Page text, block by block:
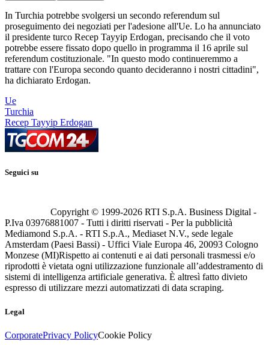
In Turchia potrebbe svolgersi un secondo referendum sul
proseguimento dei negoziati per l'adesione all'Ue. Lo ha annunciato
il presidente turco Recep Tayyip Erdogan, precisando che il voto
potrebbe essere fissato dopo quello in programma il 16 aprile sul
referendum costituzionale. "In questo modo continueremmo a
trattare con l'Europa secondo quanto decideranno i nostri cittadini",
ha dichiarato Erdogan.
Ue
Turchia
Recep Tayyip Erdogan
Seguici su
Copyright © 1999-2026 RTI S.p.A. Business Digital -
P.Iva 03976881007 - Tutti i diritti riservati - Per la pubblicità
Mediamond S.p.A. - RTI S.p.A., Mediaset N.V., sede legale
Amsterdam (Paesi Bassi) - Uffici Viale Europa 46, 20093 Cologno
Monzese (MI)Rispetto ai contenuti e ai dati personali trasmessi e/o
riprodotti è vietata ogni utilizzazione funzionale all’addestramento di
sistemi di intelligenza artificiale generativa. È altresì fatto divieto
espresso di utilizzare mezzi automatizzati di data scraping.
Legal
CorporatePrivacy PolicyCookie Policy